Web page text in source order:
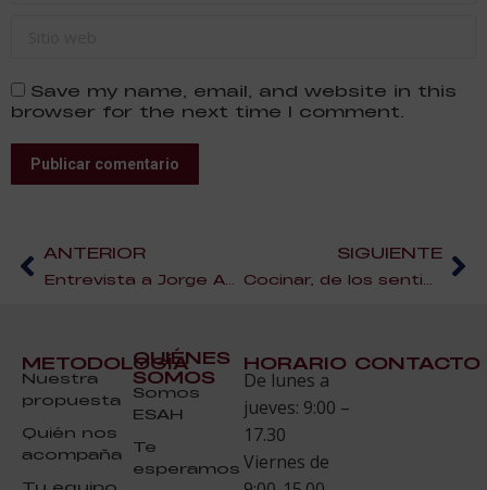
Save my name, email, and website in this
browser for the next time I comment.
Publicar comentario
ANTERIOR SIGUIENTE
METODOLOGÍA
Nuestra
propuesta
Quién nos
acompaña
Tu equipo
QUIÉNES
SOMOS
Somos
ESAH
Te
esperamos
HORARIO
De lunes a
jueves: 9:00 –
17.30
Viernes de
CONTACTO